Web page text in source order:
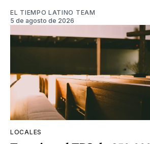
EL TIEMPO LATINO TEAM
5 de agosto de 2026
LOCALES